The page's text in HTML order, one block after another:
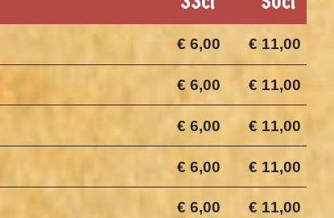
€ 11,00
€ 6,00
€ 11,00
€ 6,00
€ 11,00
€ 6,00
€ 11,00
€ 6,00
€ 11,00
€ 6,00